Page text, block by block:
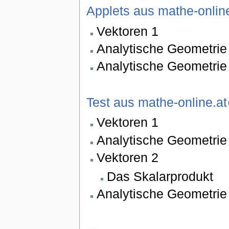
Applets aus mathe-
Vektoren 1
Analytische
Analytische
Test aus mathe-online.at
Vektoren 1
Analytische
Vektoren 2
Das Skalarprodukt
Analytische